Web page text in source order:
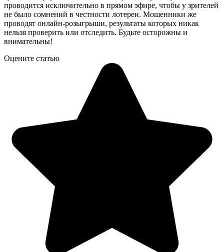
проводится исключительно в прямом эфире, чтобы у зрителей
не было сомнений в честности лотереи. Мошенники же
проводят онлайн-розыгрыши, результаты которых никак
нельзя проверить или отследить. Будьте осторожны и
внимательны!
Оцените статью